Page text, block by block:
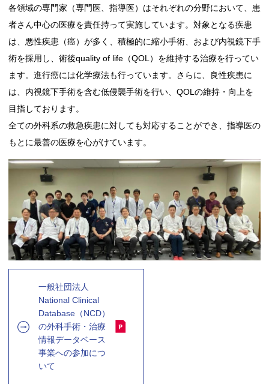
各領域の専門家（専門医、指導医）はそれぞれの分野において、患
者さん中心の医療を責任持って実施しています。対象となる疾患
は、悪性疾患（癌）が多く、積極的に縮小手術、および内視鏡下手
術を採用し、術後quality of life（QOL）を維持する治療を行ってい
ます。進行癌には化学療法も行っています。さらに、良性疾患に
は、内視鏡下手術を含む低侵襲手術を行い、QOLの維持・向上を
目指しております。
全ての外科系の救急疾患に対しても対応することができ、指導医の
もとに最善の医療を心がけています。
一般社団法人
National Clinical
Database（NCD）
の外科手術・治療
情報データベース
事業への参加につ
いて